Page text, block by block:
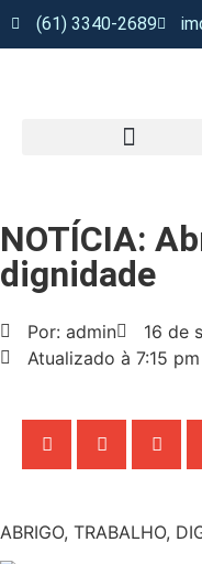
(61) 3340-2689
NOTÍCIA:
dignidade
Por: admin
16 de
Atualizado à 7:15 pm
ABRIGO, TRABALHO,